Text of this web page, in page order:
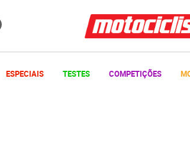
ESPECIAIS TESTES COMPETIÇÕES